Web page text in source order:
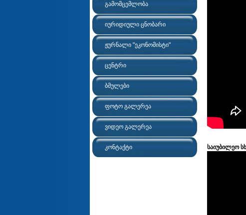
გამომცემლობა
იურიდიული ცნობარი
ჟურნალი "ეკონომისტი"
ცენტრი
ბმულები
ფოტო გალერეა
ვიდეო გალერეა
კონტაქტი საიუბილეო